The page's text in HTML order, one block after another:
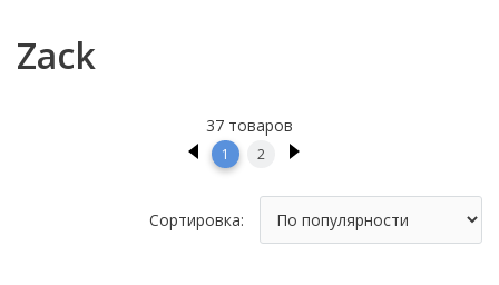
Zack
37 товаров
1 2
Сортировка: